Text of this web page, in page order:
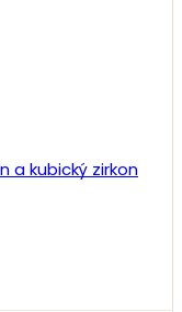
a kubický zirkon